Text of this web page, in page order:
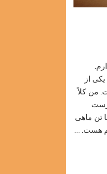
از
من کلاً
تن ماهی
هست. …